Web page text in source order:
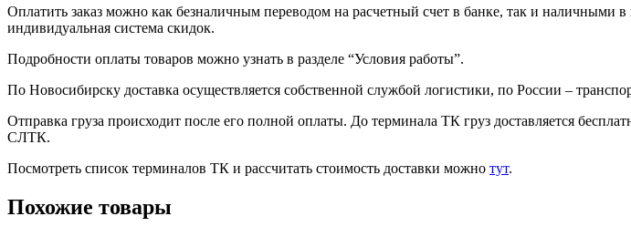
Оплатить заказ можно как безналичным переводом на расчетный счет в банке, так и наличными в
индивидуальная система скидок.
Подробности оплаты товаров можно узнать в разделе “Условия работы”.
По Новосибирску доставка осуществляется собственной службой логистики, по России –
Отправка груза происходит после его полной оплаты. До терминала ТК груз доставляется
СЛТК.
Посмотреть список терминалов ТК и рассчитать стоимость доставки можно тут.
Похожие товары